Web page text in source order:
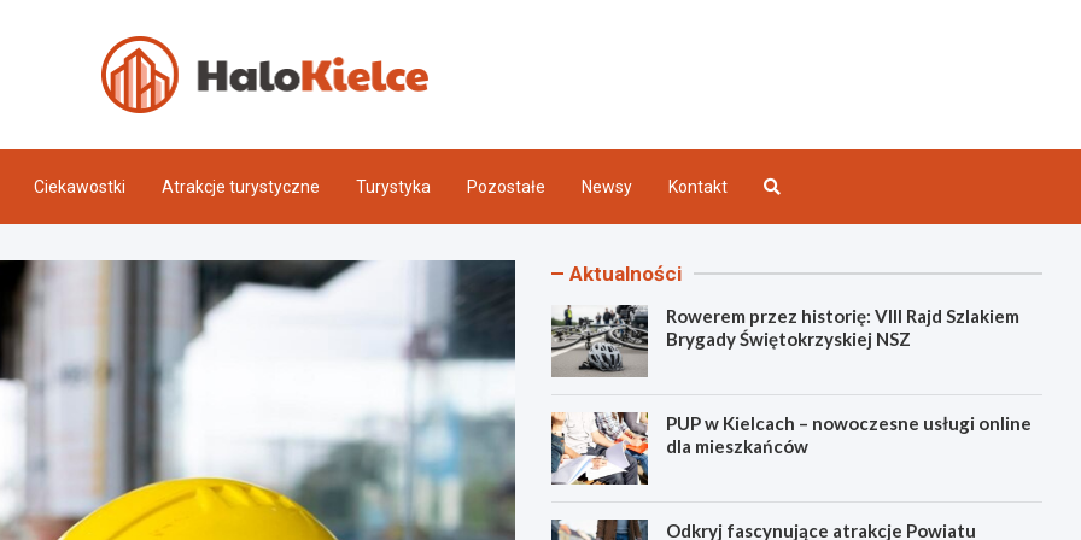
Ciekawostki Atrakcje turystyczne Turystyka Pozostałe Newsy Kontakt
Aktualności
Rowerem przez historię: VIII Rajd Szlakiem
Brygady Świętokrzyskiej NSZ
PUP w Kielcach – nowoczesne usługi online
dla mieszkańców
Odkryj fascynujące atrakcje Powiatu